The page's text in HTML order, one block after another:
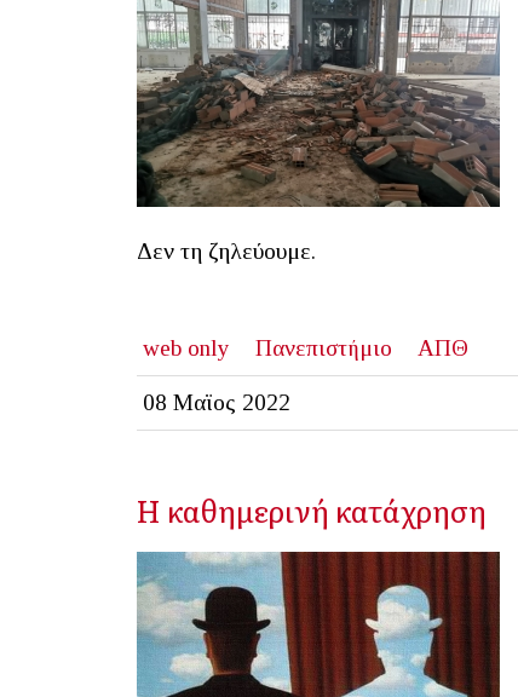
Δεν τη ζηλεύουμε.
web only
Πανεπιστήμιο ΑΠΘ
08 Μαϊος 2022
Η καθημερινή κατάχρηση